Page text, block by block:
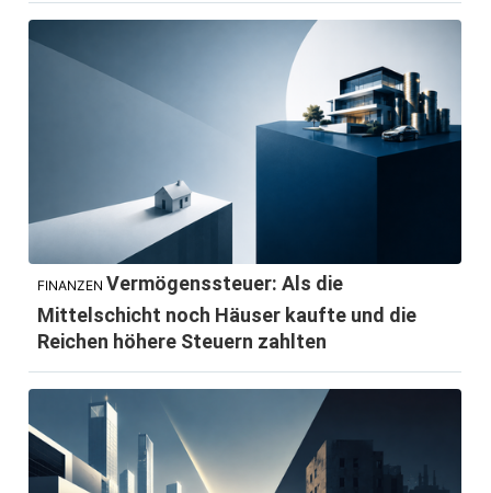
FINANZEN Vermögenssteuer: Als die
Mittelschicht noch Häuser kaufte und die
Reichen höhere Steuern zahlten